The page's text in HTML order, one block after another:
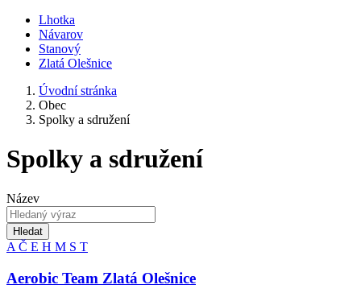
Lhotka
Návarov
Stanový
Zlatá Olešnice
Úvodní stránka
Obec
Spolky a sdružení
Spolky a sdružení
Název
Hledat
A Č E H M S T
Aerobic Team Zlatá Olešnice